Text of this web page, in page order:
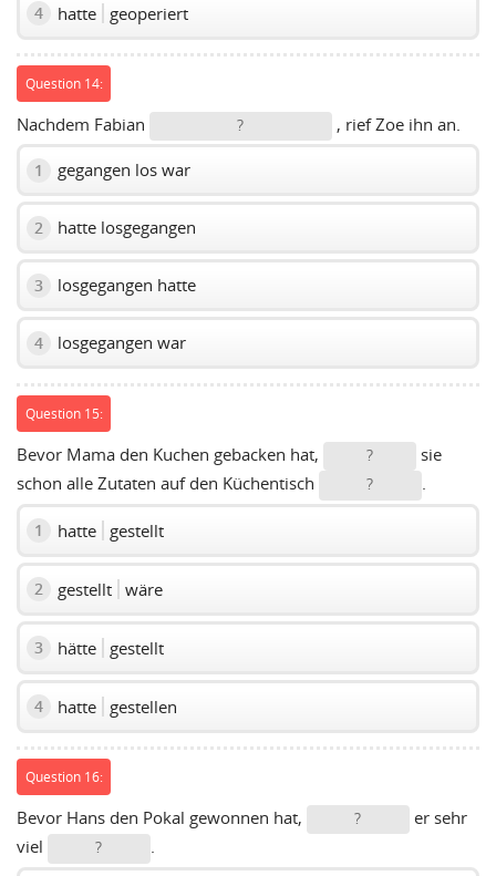
4 hatte geoperiert
Question 14:
Nachdem Fabian ? , rief Zoe ihn an.
1 gegangen los war
2 hatte losgegangen
3 losgegangen hatte
4 losgegangen war
Question 15:
Bevor Mama den Kuchen gebacken hat, ?
sie
schon alle Zutaten auf den Küchentisch
? .
1 hatte gestellt
2 gestellt wäre
3 hätte gestellt
4 hatte gestellen
Question 16:
Bevor Hans den Pokal gewonnen hat, ?
er sehr
viel
? .